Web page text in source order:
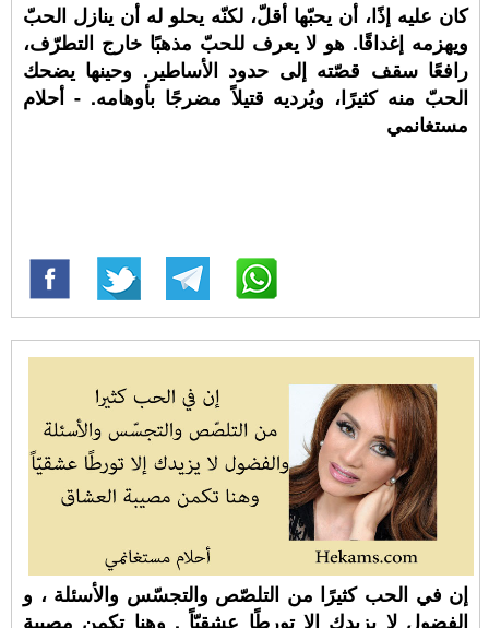
كان عليه إذًا، أن يحبّها أقلّ، لكنّه يحلو له أن ينازل الحبّ
ويهزمه إغداقًا. هو لا يعرف للحبّ مذهبًا خارج التطرّف،
رافعًا سقف قصّته إلى حدود الأساطير. وحينها يضحك
الحبّ منه كثيرًا، ويُرديه قتيلاً مضرجًا بأوهامه. - أحلام
مستغانمي
إن في الحب كثيرًا من التلصّص والتجسّس والأسئلة ، و
الفضول لا يزيدك إلا تورطًا عشقيّاً . وهنا تكمن مصيبة